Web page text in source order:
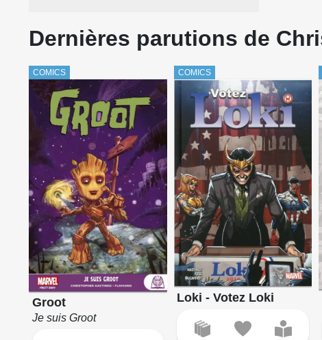
Dernières parutions de
COMICS
Groot
Je suis Groot
COMICS
Loki - Votez Loki